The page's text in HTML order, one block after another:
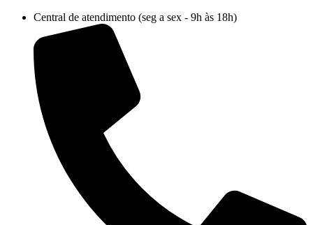
conteúdo
Central de atendimento (seg a sex - 9h às 18h)